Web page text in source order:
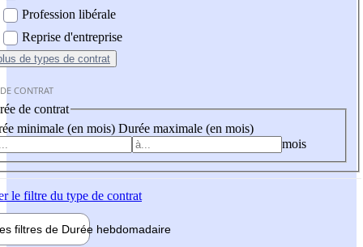
Profession libérale
Reprise d'entreprise
de types de contrat
CONTRAT
de contrat
minimale (en mois) Durée maximale (en mois)
mois
le filtre du type de contrat
filtres de Durée hebdomadaire